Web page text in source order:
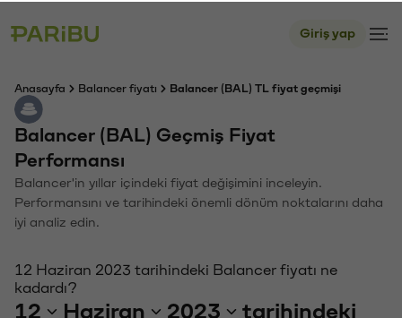
Giriş yap
Anasayfa Balancer fiyatı Balancer (BAL) TL fiyat geçmişi
Balancer (BAL) Geçmiş Fiyat
Performansı
Balancer'in yıllar içindeki fiyat değişimini inceleyin.
Performansını ve tarihindeki önemli dönüm noktalarını daha
iyi analiz edin.
12 Haziran 2023 tarihindeki Balancer fiyatı ne
kadardı?
12 Haziran 2023
tarihindeki